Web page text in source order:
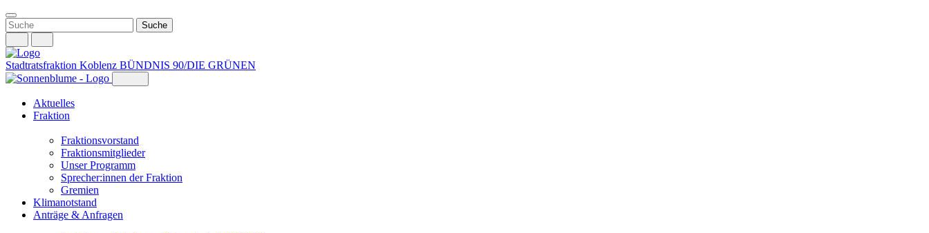
Weiter
zum
Inhalt
Stadtratsfraktion Koblenz BÜNDNIS 90/DIE GRÜNEN
Aktuelles
Fraktion
Fraktionsvorstand
Fraktionsmitglieder
Unser Programm
Sprecher:innen der Fraktion
Gremien
Klimanotstand
Anträge & Anfragen